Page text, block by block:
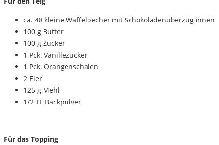
ca. 48 kleine Waffelbecher mit Schokoladenüberzug innen
100 g Butter
100 g Zucker
1 Pck. Vanillezucker
1 Pck. Orangenschalen
2 Eier
125 g Mehl
1/2 TL Backpulver
Für das Topping